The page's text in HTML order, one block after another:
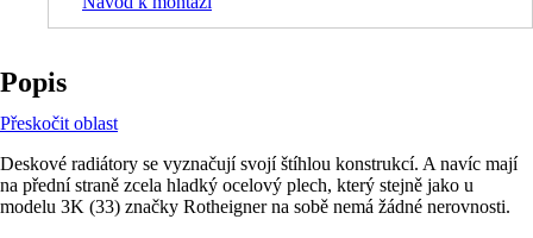
Popis
Přeskočit oblast
Deskové radiátory se vyznačují svojí štíhlou konstrukcí. A navíc mají
na přední straně zcela hladký ocelový plech, který stejně jako u
modelu 3K (33) značky Rotheigner na sobě nemá žádné nerovnosti.